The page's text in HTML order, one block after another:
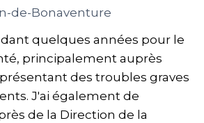
de-Bonaventure
quelques années pour le
principalement auprès
des troubles graves
J'ai également de
de la Direction de la